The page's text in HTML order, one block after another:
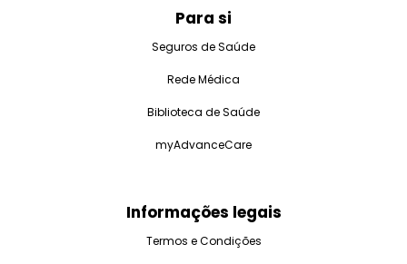
Para si
Seguros de Saúde
Rede Médica
Biblioteca de Saúde
myAdvanceCare
Informações legais
Termos e Condições